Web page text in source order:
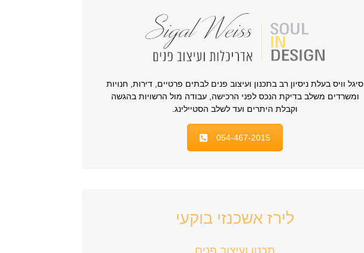
סיגל וויס בעלת ניסיון רב בתכנון ועיצוב פנים לבתים פרטיים, דירות, חנויות
ומשרדים משלב בדיקת הנכס לפני הרכישה, עבודה מול הרשויות בהגשה
וקבלת היתרים ועד לשלב הסטיילינג.
054-467-2015
לירז אשכנזי בוקעי